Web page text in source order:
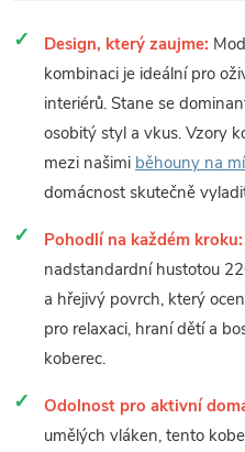
Design, který zaujme:
kombinaci je ideální pro
interiérů. Stane se
osobitý styl a vkus. Vzory
mezi našimi běhouny na
domácnost skutečně
Pohodlí na každém kroku:
nadstandardní hustotou
a hřejivý povrch, který
pro relaxaci, hraní dětí a
koberec.
Odolnost pro aktivní
umělých vláken, tento